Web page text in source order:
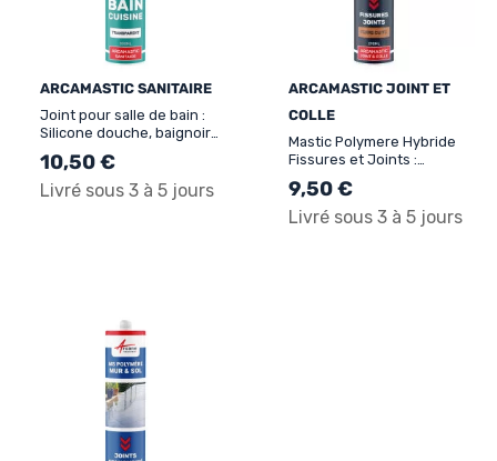
ARCAMASTIC SANITAIRE
Joint pour salle de bain :
Silicone douche, baignoire,
lavabo - ARCAMASTIC
SANITAIRE
10,50 €
Livré sous 3 à 5 jours
ARCAMASTIC JOINT ET
COLLE
Mastic Polymere Hybride
Fissures et Joints :
ARCAMASTIC JOINT ET
COLLE
9,50 €
Livré sous 3 à 5 jours